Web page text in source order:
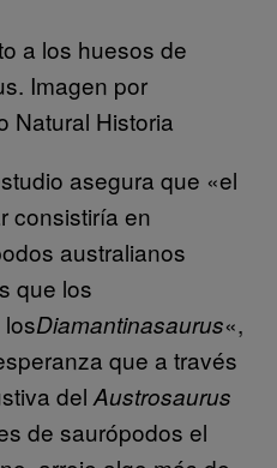
a los huesos de
Imagen por
Natural Historia
asegura que «el
consistiría en
australianos
que los
Diamantinasaurus«,
que a través
del Austrosaurus
de saurópodos el